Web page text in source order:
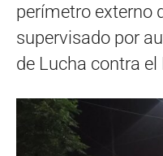
perímetro externo
supervisado por
de Lucha contra